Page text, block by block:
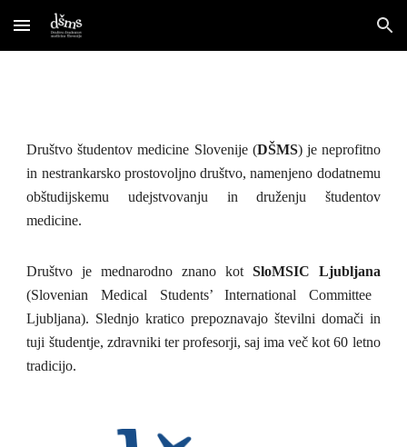
Skip to main content Skip to navigation
Društvo študentov medicine Slovenije (DŠMS) je neprofitno
in nestrankarsko prostovoljno društvo, namenjeno dodatnemu
obštudijskemu udejstvovanju in druženju študentov
medicine.
Društvo je mednarodno znano kot SloMSIC Ljubljana
(Slovenian Medical Students’ International Committee
Ljubljana). Slednjo kratico prepoznavajo številni domači in
tuji študentje, zdravniki ter profesorji, saj ima več kot 60 letno
tradicijo.